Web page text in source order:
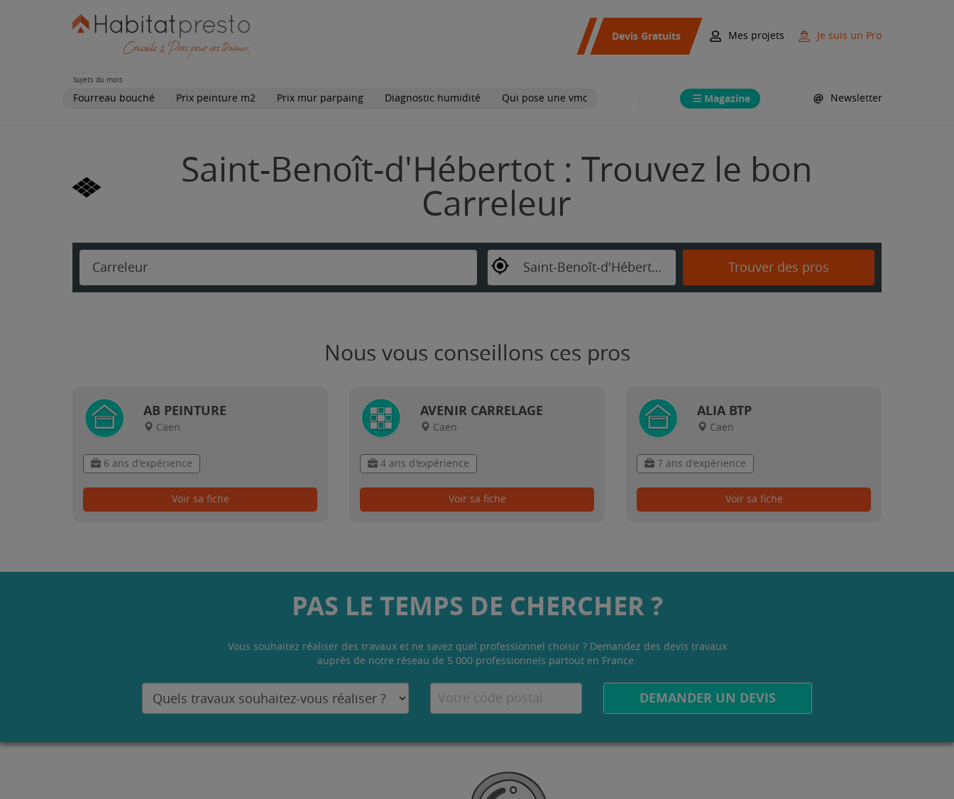
Devis Gratuits Mes projets Je suis un Pro
Sujets du mois
Fourreau bouché Prix peinture m2 Prix mur parpaing Diagnostic humidité Qui pose une vmc Magazine Newsletter
Saint-Benoît-d'Hébertot : Trouvez le bon
Carreleur
Carreleur Saint-Benoît-d'Hébertot Trouver des pros
Nous vous conseillons ces pros
AB PEINTURE
Caen
6 ans d'expérience
Voir sa fiche
AVENIR CARRELAGE
Caen
4 ans d'expérience
Voir sa fiche
ALIA BTP
Caen
7 ans d'expérience
Voir sa fiche
PAS LE TEMPS DE CHERCHER ?
Vous souhaitez réaliser des travaux et ne savez quel professionnel choisir ? Demandez des devis travaux
auprès de notre réseau de 5 000 professionnels partout en France.
DEMANDER UN DEVIS